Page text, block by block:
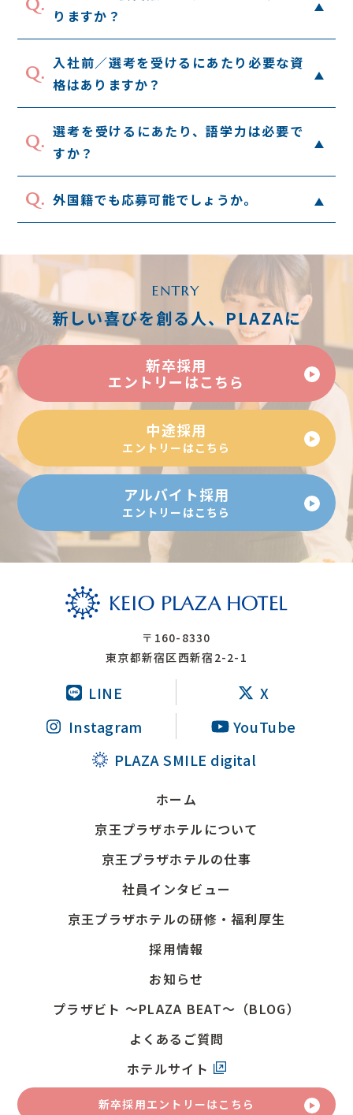
料飲宴会部宴会サービス
宿泊部ロビーサービス
料飲宴会部 中国料理〈南園〉
料飲宴会部〈カクテル&ティーラウンジ〉
調理部樹林調理
宿泊部宿泊セールス
中途採用
Q.
りますか？
Q. 入社前／選考を受けるにあたり必要な資
格はありますか？
Q. 選考を受けるにあたり、語学力は必要で
すか？
Q. 外国籍でも応募可能でしょうか。
ENTRY
新しい喜びを創る人、PLAZAに
新卒採用
エントリーはこちら
中途採用
エントリーはこちら
アルバイト採用
エントリーはこちら
〒160-8330
東京都新宿区西新宿2-2-1
LINE
X
Instagram
YouTube
PLAZA SMILE digital
ホーム
京王プラザホテルについて
京王プラザホテルの仕事
社員インタビュー
京王プラザホテルの研修・福利厚生
採用情報
お知らせ
プラザビト ～PLAZA BEAT～（BLOG）
よくあるご質問
ホテルサイト
新卒採用エントリーはこちら